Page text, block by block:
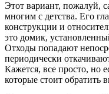
Этот вариант, пожалуй,
многим с детства. Его
конструкции и
это домик,
Отходы попадают
периодически
Кажется, все просто, но
которые стоит обратить